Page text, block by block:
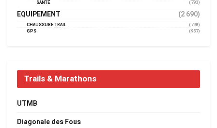
SANTÉ
(793)
EQUIPEMENT (2 690)
CHAUSSURE TRAIL
(798)
GPS
(957)
Trails & Marathons
UTMB
Diagonale des Fous